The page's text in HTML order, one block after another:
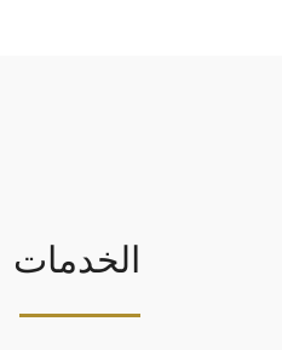
الخدمات